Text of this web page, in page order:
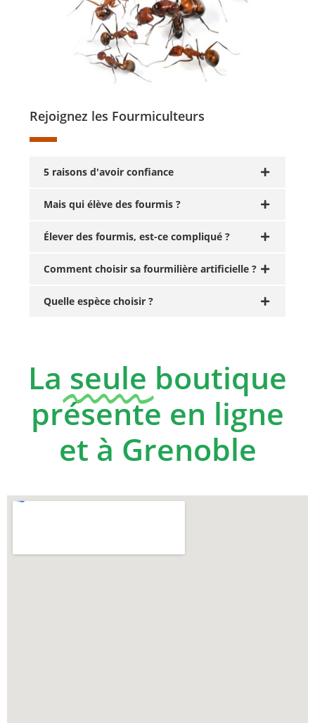
Rejoignez les Fourmiculteurs
5 raisons d'avoir confiance
Mais qui élève des fourmis ?
Élever des fourmis, est-ce compliqué ?
Comment choisir sa fourmilière artificielle ?
Quelle espèce choisir ?
La seule boutique
présente en ligne
et à Grenoble